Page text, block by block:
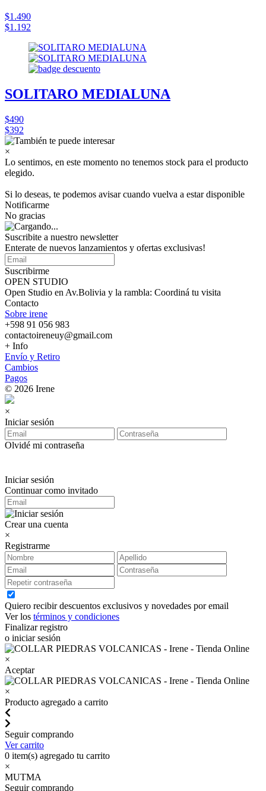
$1.490
$1.192
SOLITARO MEDIALUNA
$490
$392
×
Lo sentimos, en este momento no tenemos stock para el producto
elegido.
Si lo deseas, te podemos avisar cuando vuelva a estar disponible
Notificarme
No gracias
Suscribite a nuestro newsletter
Enterate de nuevos lanzamientos y ofertas exclusivas!
Suscribirme
OPEN STUDIO
Open Studio en Av.Bolivia y la rambla: Coordiná tu visita
Contacto
Sobre irene
+598 91 056 983
contactoireneuy@gmail.com
+ Info
Envío y Retiro
Cambios
Pagos
© 2026 Irene
×
Iniciar sesión
Olvidé mi contraseña
Iniciar sesión
Continuar como invitado
Crear una cuenta
×
Registrarme
Quiero recibir descuentos exclusivos y novedades por email
Ver los términos y condiciones
Finalizar registro
o iniciar sesión
×
Aceptar
×
Producto agregado a carrito
Seguir comprando
Ver carrito
0 item(s) agregado tu carrito
×
MUTMA
Seguir comprando